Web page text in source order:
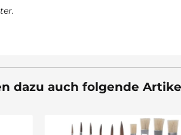
dazu auch folgende